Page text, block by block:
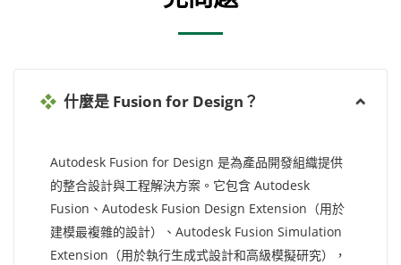
什麼是 Fusion for Design？
Autodesk Fusion for Design 是為產品開發組織提供
的整合設計與工程解決方案。它包含 Autodesk
Fusion、Autodesk Fusion Design Extension（用於
建模最複雜的設計）、Autodesk Fusion Simulation
Extension（用於執行生成式設計和高級模擬研究），